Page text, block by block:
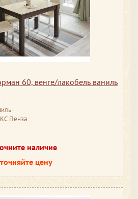
60, венге/лакобель ваниль
Пенза
наличие
цену